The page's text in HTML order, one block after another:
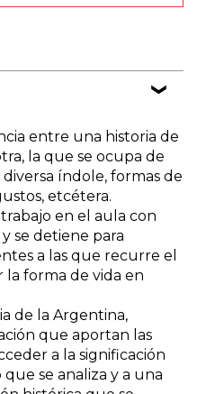
entre una historia de
la que se ocupa de
índole, formas de
etcétera.
en el aula con
se detiene para
a las que recurre el
la forma de vida en
de la Argentina,
que aportan las
a la significación
se analiza y a una